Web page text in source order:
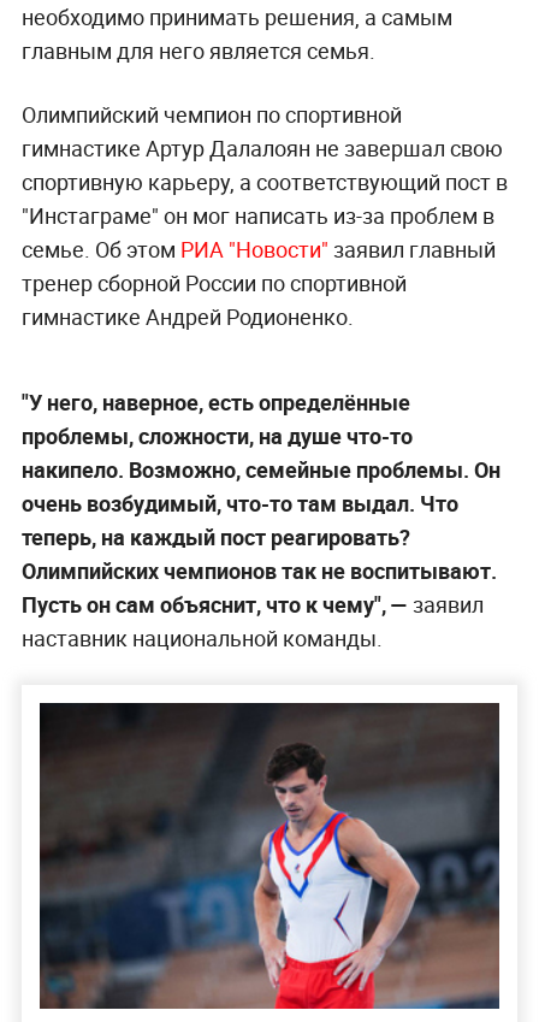
необходимо принимать решения, а самым
главным для него является семья.
Олимпийский чемпион по спортивной
гимнастике Артур Далалоян не завершал свою
спортивную карьеру, а соответствующий пост в
"Инстаграме" он мог написать из-за проблем в
семье. Об этом РИА "Новости" заявил главный
тренер сборной России по спортивной
гимнастике Андрей Родионенко.
"У него, наверное, есть определённые
проблемы, сложности, на душе что-то
накипело. Возможно, семейные проблемы. Он
очень возбудимый, что-то там выдал. Что
теперь, на каждый пост реагировать?
Олимпийских чемпионов так не воспитывают.
Пусть он сам объяснит, что к чему", — заявил
наставник национальной команды.